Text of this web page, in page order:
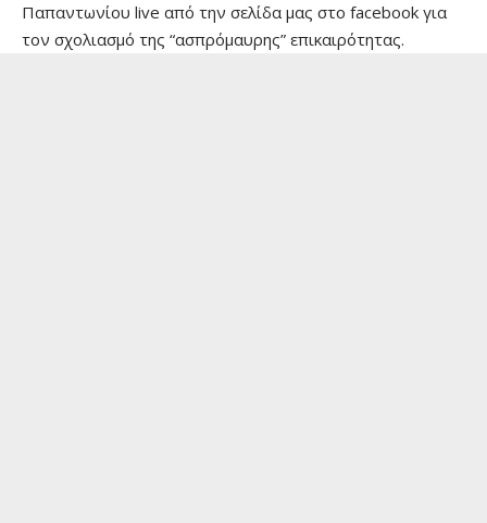
Παπαντωνίου live από την σελίδα μας στο facebook για
τον σχολιασμό της “ασπρόμαυρης” επικαιρότητας.